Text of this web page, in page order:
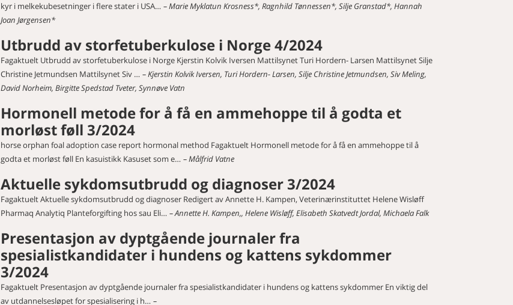
kyr i melkekubesetninger i flere stater i USA…
Marie Myklatun Krosness*, Ragnhild Tønnessen*, Silje Granstad*, Hannah
Joan Jørgensen*
Utbrudd av storfetuberkulose i Norge 4/2024
Fagaktuelt Utbrudd av storfetuberkulose i Norge Kjerstin Kolvik Iversen Mattilsynet Turi Hordern- Larsen Mattilsynet Silje
Christine Jetmundsen Mattilsynet Siv …
Kjerstin Kolvik Iversen, Turi Hordern- Larsen, Silje Christine Jetmundsen, Siv Meling,
David Norheim, Birgitte Spedstad Tveter, Synnøve Vatn
Hormonell metode for å få en ammehoppe til å godta et
morløst føll 3/2024
horse orphan foal adoption case report hormonal method Fagaktuelt Hormonell metode for å få en ammehoppe til å
godta et morløst føll En kasuistikk Kasuset som e…
Målfrid Vatne
Aktuelle sykdomsutbrudd og diagnoser 3/2024
Fagaktuelt Aktuelle sykdomsutbrudd og diagnoser Redigert av Annette H. Kampen, Veterinærinstituttet Helene Wisløff
Pharmaq Analytiq Planteforgifting hos sau Eli…
Annette H. Kampen,, Helene Wisløff, Elisabeth Skatvedt Jordal, Michaela Falk
Presentasjon av dyptgående journaler fra
spesialistkandidater i hundens og kattens sykdommer
3/2024
Fagaktuelt Presentasjon av dyptgående journaler fra spesialistkandidater i hundens og kattens sykdommer En viktig del
av utdannelsesløpet for spesialisering i h…